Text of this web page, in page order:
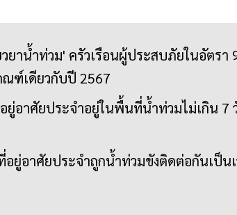
วยาน้ำท่วม' ครัวเรือนผู้ประสบภัยในอัตรา
ฑ์เดียวกับปี 2567
ยู่อาศัยประจำอยู่ในพื้นที่น้ำท่วมไม่เกิน
อยู่อาศัยประจำถูกน้ำท่วมขังติดต่อกันเป็น